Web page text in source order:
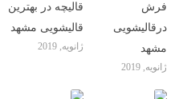
قالیچه در بهترین
قالیشویی مشهد
ژانویه, 2019
فرش
درقالیشویی
مشهد
ژانویه, 2019